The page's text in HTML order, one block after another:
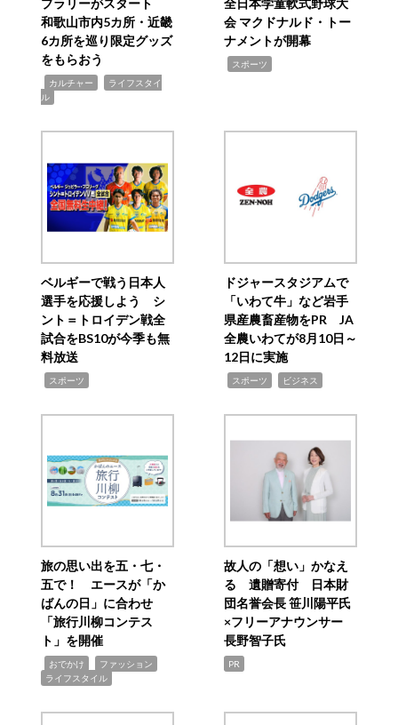
プラリーがスタート
和歌山市内5カ所・近畿
6カ所を巡り限定グッズ
をもらおう
カルチャー
ライフスタイ
ル
全日本学童軟式野球大
会 マクドナルド・トー
ナメントが開幕
スポーツ
ベルギーで戦う日本人
選手を応援しよう シ
ント＝トロイデン戦全
試合をBS10が今季も無
料放送
スポーツ
ドジャースタジアムで
「いわて牛」など岩手
県産農畜産物をPR JA
全農いわてが8月10日～
12日に実施
スポーツ ビジネス
旅の思い出を五・七・
五で！ エースが「か
ばんの日」に合わせ
「旅行川柳コンテス
ト」を開催
おでかけ ファッション
ライフスタイル
故人の「想い」かなえ
る 遺贈寄付 日本財
団名誉会長 笹川陽平氏
×フリーアナウンサー
長野智子氏
PR